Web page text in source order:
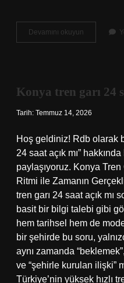
Devamını okuyun
tren
mı
Konya tren garı 24
Tarih: Temmuz 14, 2026
Hoş geldiniz! Rdb olarak
24 saat açık mı”
paylaşıyoruz. Konya Tren
Ritmi ile Zamanın
tren garı 24 saat açık mı
basit bir bilgi talebi gibi
hem tarihsel hem de
bir şehirde bu soru,
aynı zamanda
ve “şehirle kurulan ilişki”
Türkiye’nin yüksek hızlı